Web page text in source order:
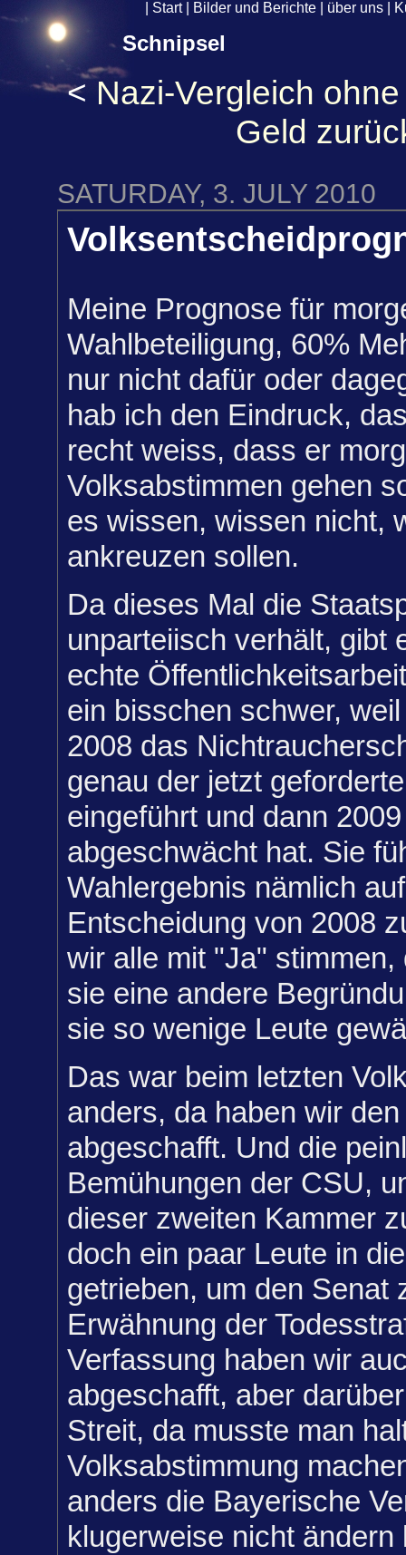
Start| Bilder und Berichte über uns
Schnipsel
< Nazi-Vergleich
Geld
SATURDAY, 3. JULY 2010
Meine Prognose für
Wahlbeteiligung, 60%
nur nicht dafür oder
hab ich den Eindruck,
recht weiss, dass er
Volksabstimmen gehen
es wissen, wissen nicht,
ankreuzen sollen.
Da dieses Mal die
unparteiisch verhält, gibt
echte
ein bisschen schwer,
2008 das
genau der jetzt
eingeführt und dann
abgeschwächt hat. Sie
Wahlergebnis nämlich
Entscheidung von 2008
wir alle mit "Ja" stimmen,
sie eine andere
sie so wenige Leute
Das war beim letzten
anders, da haben wir
abgeschafft. Und die
Bemühungen der CSU,
dieser zweiten Kammer
doch ein paar Leute in
getrieben, um den Senat
Erwähnung der
Verfassung haben wir
abgeschafft, aber
Streit, da musste man
Volksabstimmung
anders die Bayerische
klugerweise nicht ändern